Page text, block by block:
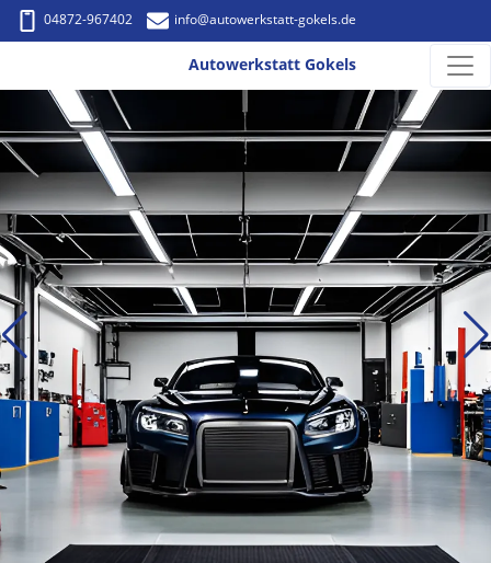
04872-967402 info@autowerkstatt-gokels.de
Autowerkstatt Gokels